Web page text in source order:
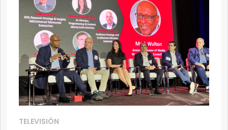
TELEVISIÓN